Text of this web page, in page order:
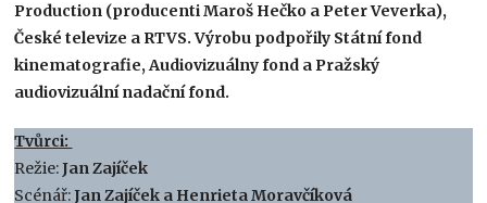
Production (producenti Maroš Hečko a Peter Veverka),
České televize a RTVS. Výrobu podpořily Státní fond
kinematografie, Audiovizuálny fond a Pražský
audiovizuální nadační fond.
Tvůrci:
Režie:Jan Zajíček
Scénář:Jan Zajíček a Henrieta Moravčíková